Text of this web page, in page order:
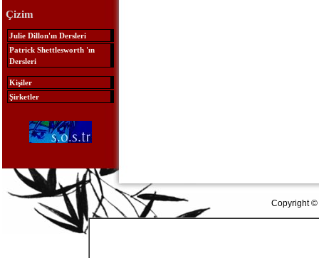
Çizim
Julie Dillon'ın Dersleri
Patrick Shettlesworth 'ın
Dersleri
Kişiler
Şirketler
Copyright ©